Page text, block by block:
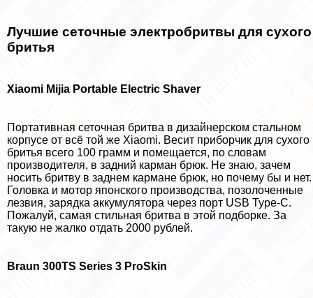
Лучшие сеточные электробритвы для сухого
бритья
Xiaomi Mijia Portable Electric Shaver
Портативная сеточная бритва в дизайнерском стальном
корпусе от всё той же Xiaomi. Весит приборчик для сухого
бритья всего 100 грамм и помещается, по словам
производителя, в задний карман брюк. Не знаю, зачем
носить бритву в заднем кармане брюк, но почему бы и нет.
Головка и мотор японского производства, позолоченные
лезвия, зарядка аккумулятора через порт USB Type-C.
Пожалуй, самая стильная бритва в этой подборке. За
такую не жалко отдать 2000 рублей.
Braun 300TS Series 3 ProSkin